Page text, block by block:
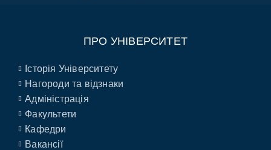
ПРО УНІВЕРСИТЕТ
Історія Університету
Нагороди та відзнаки
Адміністрація
Факультети
Кафедри
Вакансії